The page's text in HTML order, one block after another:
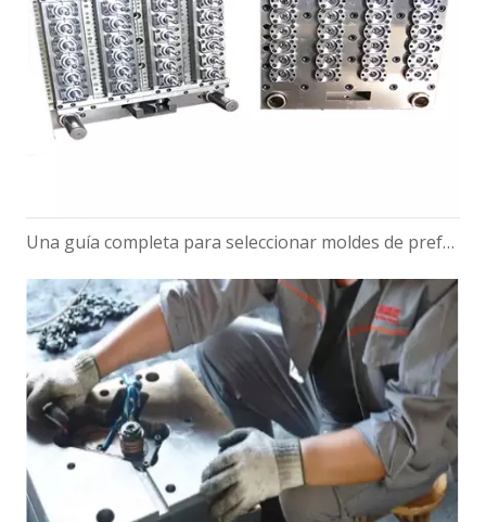
Una guía completa para seleccionar moldes de preformas de PET para botellas